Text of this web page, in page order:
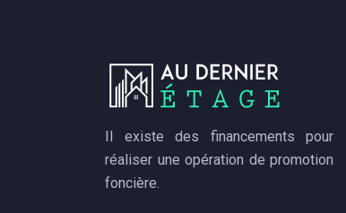
Il existe des financements pour
réaliser une opération de promotion
foncière.